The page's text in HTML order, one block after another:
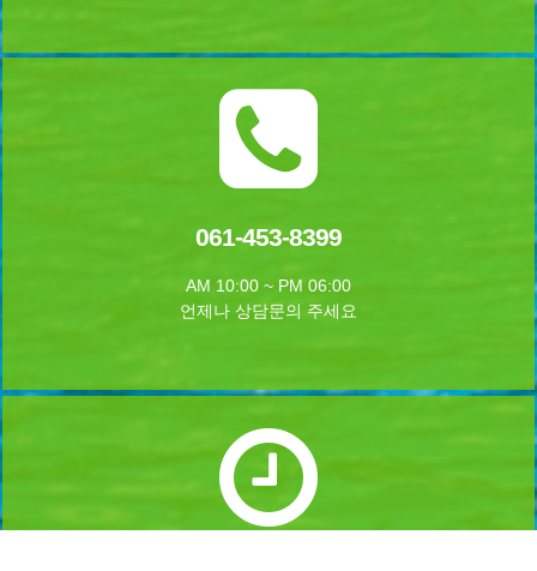
061-453-8399
AM 10:00 ~ PM 06:00
언제나 상담문의 주세요